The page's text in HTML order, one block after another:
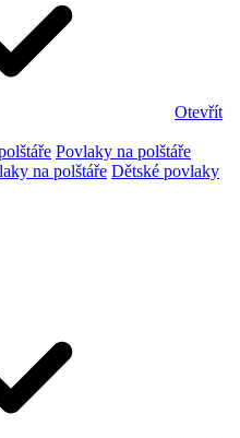
Otevřít
Povlaky na polštáře
na polštáře Dětské povlaky